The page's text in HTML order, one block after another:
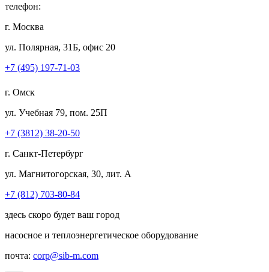
телефон:
г. Москва
ул. Полярная, 31Б, офис 20
+7 (495) 197-71-03
г. Омск
ул. Учебная 79, пом. 25П
+7 (3812) 38-20-50
г. Санкт-Петербург
ул. Магнитогорская, 30, лит. А
+7 (812) 703-80-84
здесь скоро будет ваш город
насосное и теплоэнергетическое оборудование
почта: corp@sib-m.com